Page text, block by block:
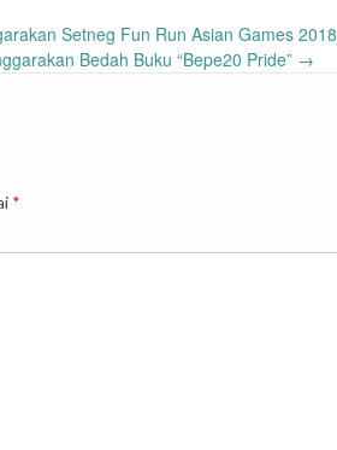
Setneg Fun Run Asian Games 2018
Bedah Buku “Bepe20 Pride” →
*